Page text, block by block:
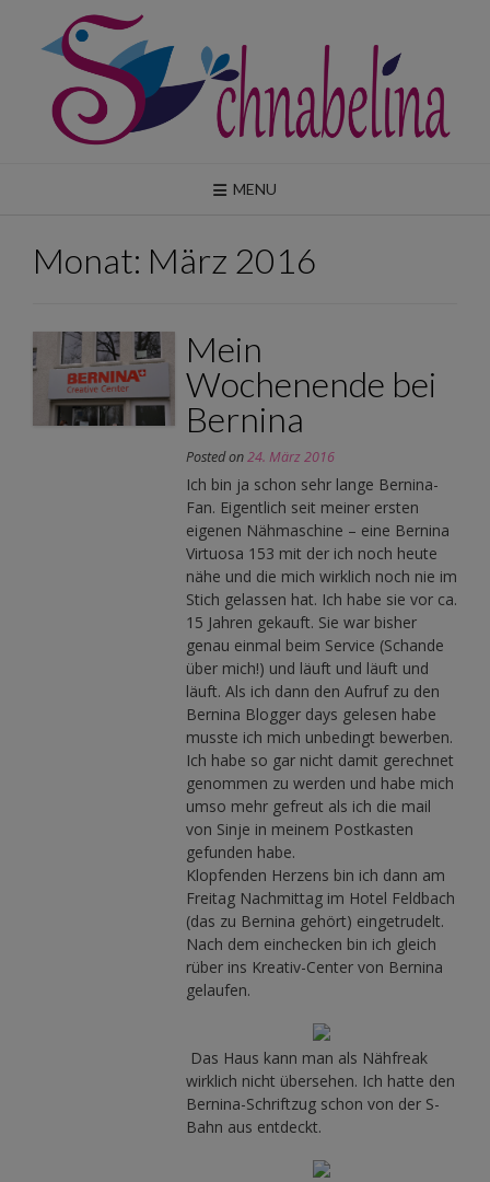
content
MENU
Monat: März 2016
Mein
Wochenende bei
Bernina
Posted on24. März 2016
Ich bin ja schon sehr lange Bernina-
Fan. Eigentlich seit meiner ersten
eigenen Nähmaschine – eine Bernina
Virtuosa 153 mit der ich noch heute
nähe und die mich wirklich noch nie im
Stich gelassen hat. Ich habe sie vor ca.
15 Jahren gekauft. Sie war bisher
genau einmal beim Service (Schande
über mich!) und läuft und läuft und
läuft. Als ich dann den Aufruf zu den
Bernina Blogger days gelesen habe
musste ich mich unbedingt bewerben.
Ich habe so gar nicht damit gerechnet
genommen zu werden und habe mich
umso mehr gefreut als ich die mail
von Sinje in meinem Postkasten
gefunden habe.
Klopfenden Herzens bin ich dann am
Freitag Nachmittag im Hotel Feldbach
(das zu Bernina gehört) eingetrudelt.
Nach dem einchecken bin ich gleich
rüber ins Kreativ-Center von Bernina
gelaufen.
Das Haus kann man als Nähfreak
wirklich nicht übersehen. Ich hatte den
Bernina-Schriftzug schon von der S-
Bahn aus entdeckt.